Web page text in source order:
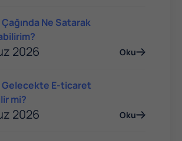
Ne Satarak
2026 Oku
Gelecekte E-ticaret
mi?
2026 Oku